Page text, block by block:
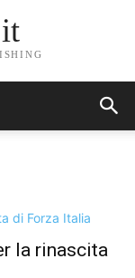
la rinascita